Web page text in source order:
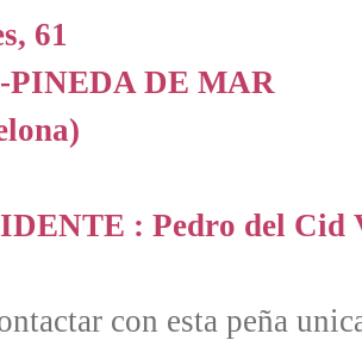
61
PINEDA DE MAR
: Pedro del Cid
con esta peña